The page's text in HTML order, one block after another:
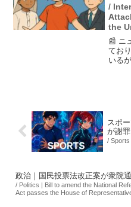
/
the
📰 ニ
てお
いる
スポ
が謝罪
/ Sports
政治｜国民投票法改正案が衆院
/ Politics | Bill to amend the National
Act passes the House of